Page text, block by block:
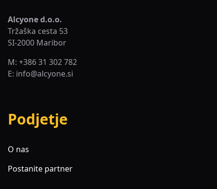
Alcyone d.o.o.
Tržaška cesta 53
SI-2000 Maribor
M: +386 31 302 782
E: info@alcyone.si
Podjetje
O nas
Postanite partner